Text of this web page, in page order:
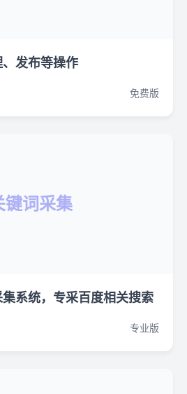
发布等操作
免费版
键词采集
系统，专采百度相关搜索
专业版